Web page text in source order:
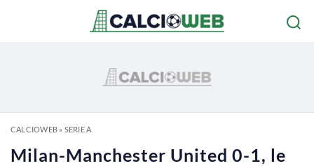
CALCIOWEB» SERIE A
Milan-Manchester United 0-1, le